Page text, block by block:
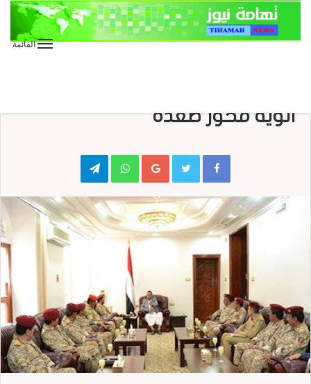
القائمة
ألوية محور صعدة
Google+
WhatsApp
Telegram